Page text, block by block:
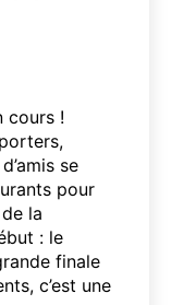
cours !
se
pour
la
: le
finale
c’est une